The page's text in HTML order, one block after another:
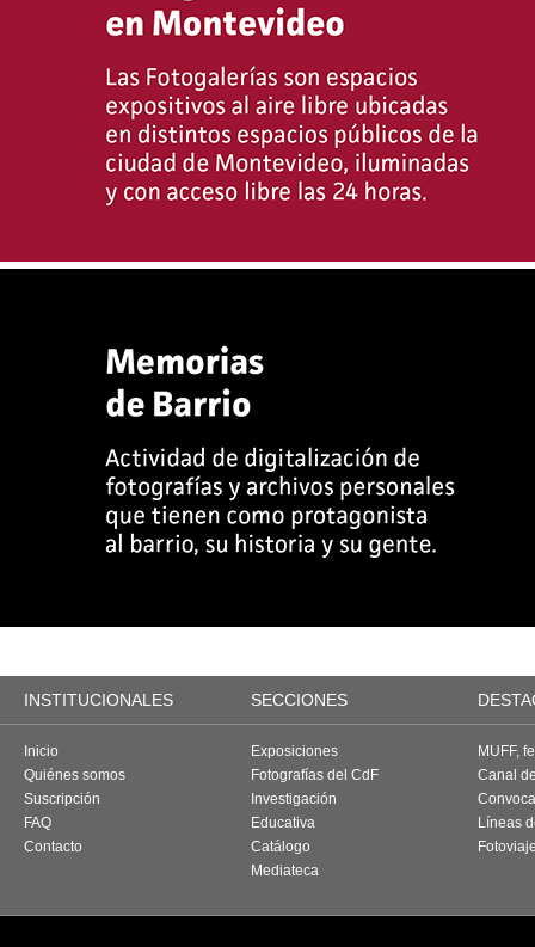
INSTITUCIONALES SECCIONES
Inicio
Quiénes somos
Suscripción
FAQ
Contacto
Exposiciones
Fotografías del CdF
Investigación
Educativa
Catálogo
Mediateca
MUFF,
Canal
Líneas